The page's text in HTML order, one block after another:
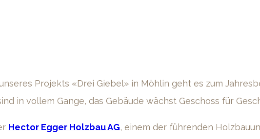
Projekts «Drei Giebel» in Möhlin geht es zum
in vollem Gange, das Gebäude wächst Geschoss für
Hector Egger Holzbau AG, einem der führenden